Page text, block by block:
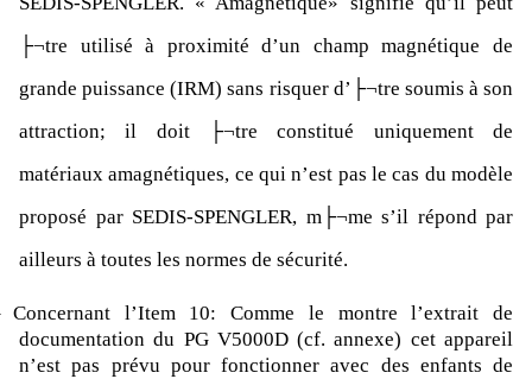
├¬tre utilisé à proximité d’un champ magnétique de
grande puissance (IRM) sans risquer d’├¬tre soumis à son
attraction; il doit ├¬tre constitué uniquement de
matériaux amagnétiques, ce qui n’est pas le cas du modèle
proposé par SEDIS-SPENGLER, m├¬me s’il répond par
ailleurs à toutes les normes de sécurité.
Concernant l’Item 10: Comme le montre l’extrait de
documentation du PG V5000D (cf. annexe) cet appareil
n’est pas prévu pour fonctionner avec des enfants de